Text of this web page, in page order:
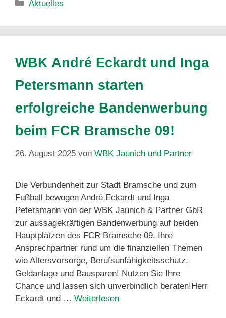
Aktuelles
WBK André Eckardt und Inga
Petersmann starten
erfolgreiche Bandenwerbung
beim FCR Bramsche 09!
26. August 2025 von WBK Jaunich und Partner
Die Verbundenheit zur Stadt Bramsche und zum
Fußball bewogen André Eckardt und Inga
Petersmann von der WBK Jaunich & Partner GbR
zur aussagekräftigen Bandenwerbung auf beiden
Hauptplätzen des FCR Bramsche 09. Ihre
Ansprechpartner rund um die finanziellen Themen
wie Altersvorsorge, Berufsunfähigkeitsschutz,
Geldanlage und Bausparen! Nutzen Sie Ihre
Chance und lassen sich unverbindlich beraten!Herr
Eckardt und … Weiterlesen